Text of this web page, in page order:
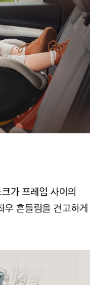
가 프레임 사이의
우 흔들림을 견고하게